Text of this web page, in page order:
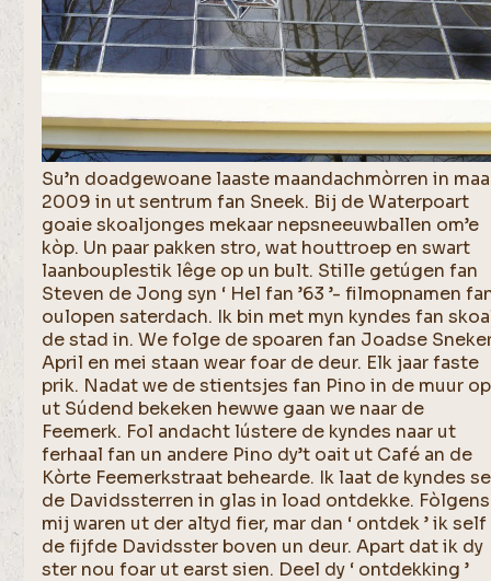
Su’n doadgewoane laaste maandachmòrren in
2009 in ut sentrum fan Sneek. Bij de Waterpoart
goaie skoaljonges mekaar nepsneeuwballen om’e
kòp. Un paar pakken stro, wat houttroep en swart
laanbouplestik lêge op un bult. Stille getúgen fan
Steven de Jong syn ‘ Hel fan ’63 ’- filmopnamen
oulopen saterdach. Ik bin met myn kyndes fan
de stad in. We folge de spoaren fan Joadse
April en mei staan wear foar de deur. Elk jaar faste
prik. Nadat we de stientsjes fan Pino in de muur op
ut Súdend bekeken hewwe gaan we naar de
Feemerk. Fol andacht lústere de kyndes naar ut
ferhaal fan un andere Pino dy’t oait ut Café an de
Kòrte Feemerkstraat behearde. Ik laat de kyndes
de Davidssterren in glas in load ontdekke. Fòlgens
mij waren ut der altyd fier, mar dan ‘ ontdek ’ ik self
de fijfde Davidsster boven un deur. Apart dat ik dy
ster nou foar ut earst sien. Deel dy ‘ ontdekking ’